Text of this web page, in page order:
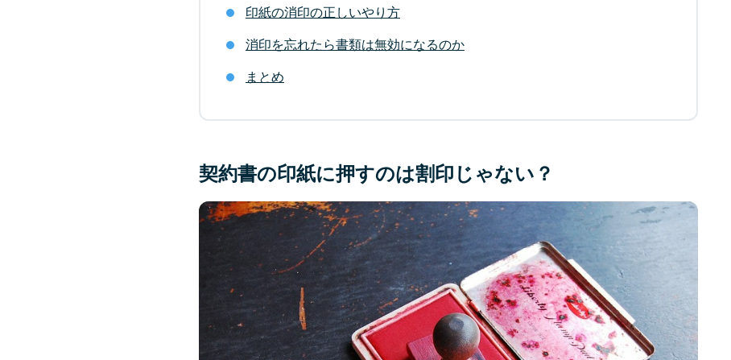
印紙の消印の正しいやり方
消印を忘れたら書類は無効になるのか
まとめ
契約書の印紙に押すのは割印じゃない？